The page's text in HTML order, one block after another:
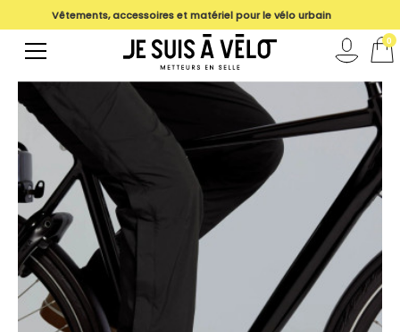
magasin
Vêtements, accessoires et matériel pour le vélo urbain
0